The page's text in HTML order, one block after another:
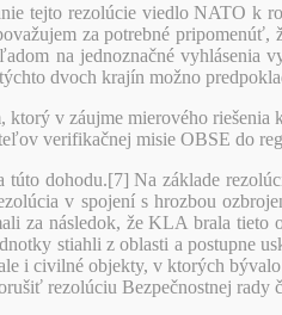
tejto rezolúcie viedlo NATO k
za potrebné
na jednoznačné
dvoch krajín možno
v záujme mierového
verifikačnej misie OBSE do
dohodu.[7] Na základe
v spojení s hrozbou
za následok, že KLA brala
stiahli z oblasti a postupne
i civilné objekty, v ktorých
rezolúciu Bezpečnostnej rady